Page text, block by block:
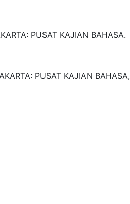
PUSAT KAJIAN BAHASA.
PUSAT KAJIAN BAHASA,